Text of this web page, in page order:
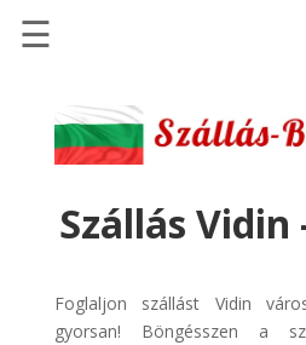
Szállások
Repülőjegy
Autóbérlés
☰
Szállás
Foglaljon szállást Vidin
gyorsan! Böngésszen a